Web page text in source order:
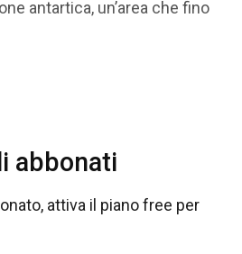
antartica, un’area che fino
abbonati
attiva il piano free per